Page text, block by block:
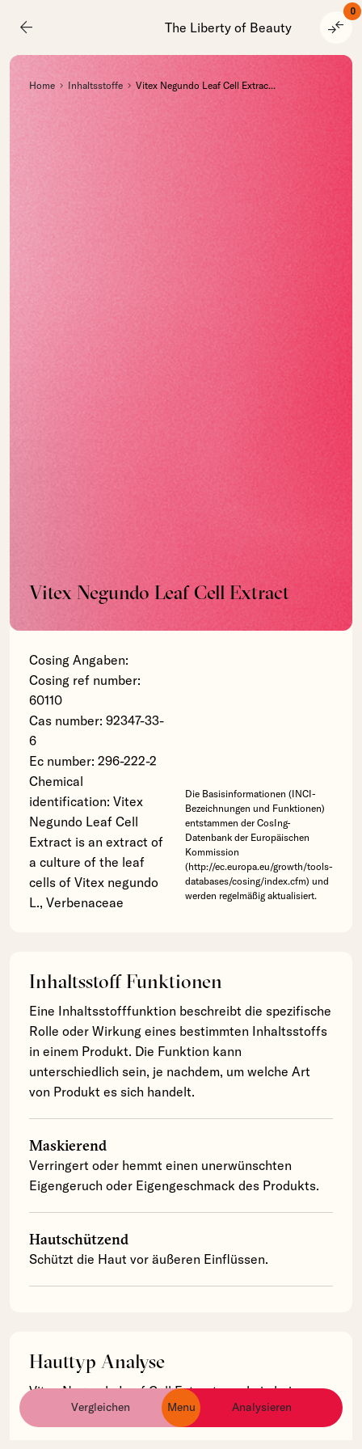
arrow_back The Liberty of Beauty compare_arrows
0
Vergleichen Menu Analysieren
ingredients
products
brands
Home Inhaltsstoffe Vitex Negundo Leaf Cell Extrac...
Vitex Negundo Leaf Cell Extract
Cosing Angaben:
Cosing ref number:
60110
Cas number: 92347-33-
6
Ec number: 296-222-2
Chemical
identification: Vitex
Negundo Leaf Cell
Extract is an extract of
a culture of the leaf
cells of Vitex negundo
L., Verbenaceae
Die Basisinformationen (INCI-
Bezeichnungen und Funktionen)
entstammen der CosIng-
Datenbank der Europäischen
Kommission
(http://ec.europa.eu/growth/tools-
databases/cosing/index.cfm) und
werden regelmäßig aktualisiert.
Inhaltsstoff Funktionen
Eine Inhaltsstofffunktion beschreibt die spezifische
Rolle oder Wirkung eines bestimmten Inhaltsstoffs
in einem Produkt. Die Funktion kann
unterschiedlich sein, je nachdem, um welche Art
von Produkt es sich handelt.
Maskierend
Verringert oder hemmt einen unerwünschten
Eigengeruch oder Eigengeschmack des Produkts.
Hautschützend
Schützt die Haut vor äußeren Einflüssen.
Hauttyp Analyse
Vitex Negundo Leaf Cell Extract wurde in keinem
von uns erfassten Produkten verwendet.